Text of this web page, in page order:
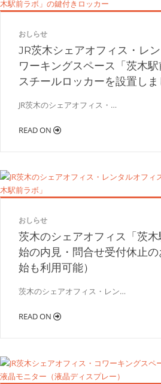
おしらせ
JR茨木シェアオフィス・レ
ワーキングスペース「茨木
スチールロッカーを設置しま
JR茨木のシェアオフィス・…
READ ON
おしらせ
茨木のシェアオフィス「茨
始の内見・問合せ受付休止
始も利用可能）
茨木のシェアオフィス・レン…
READ ON